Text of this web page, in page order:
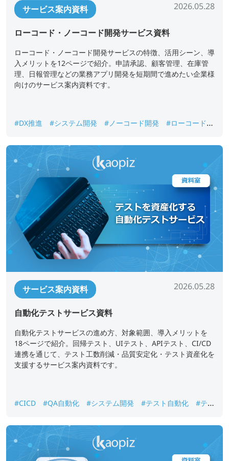
サービス案内資料 2026.05.28
ローコード・ノーコード開発サービス資料
ローコード・ノーコード開発サービスの特徴、活用シーン、導
入メリットを12ページで紹介。申請承認、顧客管理、在庫管
理、日報管理などの業務アプリ開発を短期間で進めたい企業様
向けのサービス案内資料です。
#DX推進 #システム開発 #ノーコード開発
#ローコード開
サービス案内資料 2026.05.28
自動化テストサービス資料
自動化テストサービスの進め方、対象範囲、導入メリットを
18ページで紹介。回帰テスト、UIテスト、APIテスト、CI/CD
連携を通じて、テスト工数削減・品質安定化・テスト資産化を
支援するサービス案内資料です。
#CICD #QA自動化 #システム開発 #テスト自動化
#テス